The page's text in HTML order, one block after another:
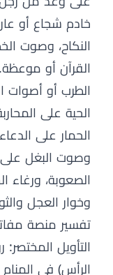
خادم شجاع أو
النكاح، وصوت
القرآن أو
الطرب أو
الحية على
الحمار على
وصوت البغل
الصعوبة، ورغاء
وخوار العجل
تفسير منصة
التأويل
الرأس) في